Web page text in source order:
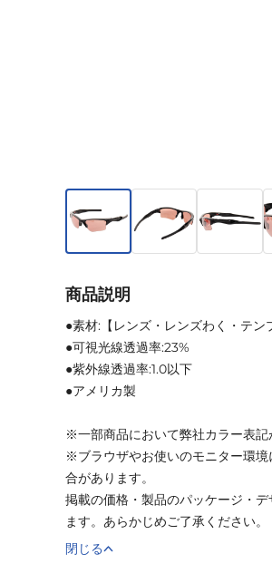
商品説明
●素材:【レンズ・レンズわく・テ
●可視光線透過率:23%
●紫外線透過率:1.0以下
●アメリカ製
※一部商品において弊社カラー表記
※ブラウザやお使いのモニター環
合があります。
掲載の価格・製品のパッケージ・
ます。あらかじめご了承ください。
閉じる